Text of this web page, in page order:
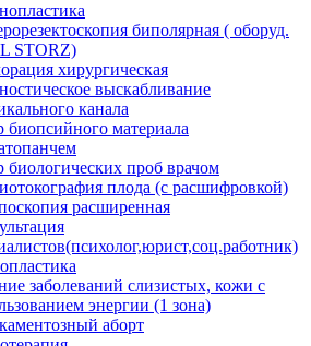
биполярная ( оборуд.
STORZ)
хирургическая
выскабливание
канала
биопсийного материала
биологических проб врачом
плода (с расшифровкой)
расширенная
заболеваний слизистых, кожи с
энергии (1 зона)
аборт